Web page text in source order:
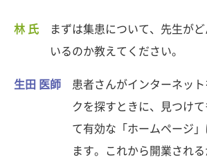
林 氏
まずは集患について、先生が
いるのか教えてください。
生田 医師
患者さんがインターネッ
クを探すときに、見つけ
て有効な「ホームページ
ます。これから開業され